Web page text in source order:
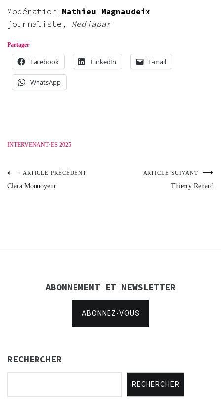
Modération Mathieu Magnaudeix
journaliste, Mediapar
Partager
Facebook LinkedIn E-mail
WhatsApp
INTERVENANT·ES 2025
Navigation
ARTICLE PRÉCÉDENT
Clara Monnoyeur
ARTICLE SUIVANT
Thierry Renard
ABONNEMENT ET NEWSLETTER
ABONNEZ-VOUS
RECHERCHER
RECHERCHER